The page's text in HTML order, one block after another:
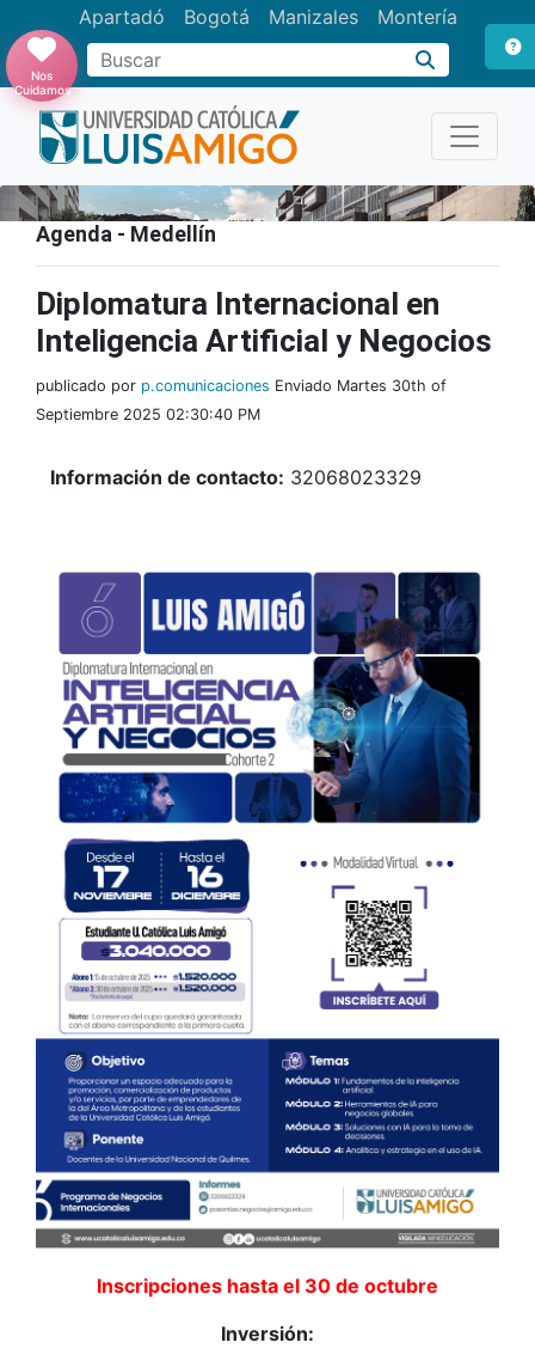
Apartadó Bogotá Manizales Montería
Buscar
Nos
Cuidamos
Agenda - Medellín
Diplomatura Internacional en
Inteligencia Artificial y Negocios
publicado por p.comunicaciones Enviado Martes 30th of
Septiembre 2025 02:30:40 PM
Información de contacto: 32068023329
Inscripciones hasta el 30 de octubre
Inversión: